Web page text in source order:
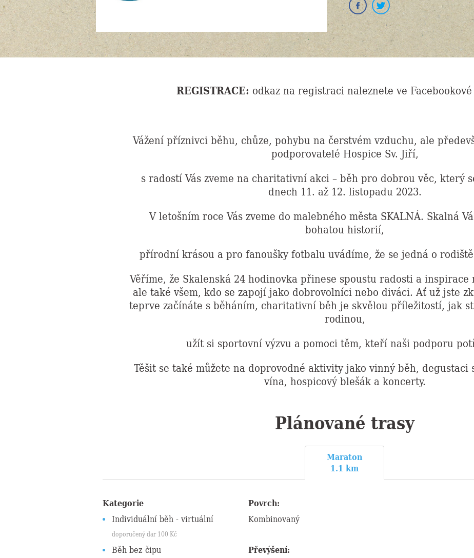
REGISTRACE: odkaz na registraci naleznete ve
Vážení příznivci běhu, chůze, pohybu na čerstvém vzduchu, ale
podporovatelé Hospice Sv. Jiří,
s radostí Vás zveme na charitativní akci – běh pro dobrou věc, který
dnech 11. až 12. listopadu 2023.
V letošním roce Vás zveme do malebného města SKALNÁ. Skalná
bohatou historií,
přírodní krásou a pro fanoušky fotbalu uvádíme, že se jedná o
Věříme, že Skalenská 24 hodinovka přinese spoustu radosti a
ale také všem, kdo se zapojí jako dobrovolníci nebo diváci. Ať už jste
teprve začínáte s běháním, charitativní běh je skvělou příležitostí, jak
rodinou,
užít si sportovní výzvu a pomoci těm, kteří naši podporu
Těšit se také můžete na doprovodné aktivity jako vinný běh, degustaci
vína, hospicový blešák a koncerty.
Plánované trasy
Maraton
1.1 km
Kategorie
Individuální běh - virtuální
doporučený dar 100 Kč
Běh bez čipu
Povrch:
Kombinovaný
Převýšení: